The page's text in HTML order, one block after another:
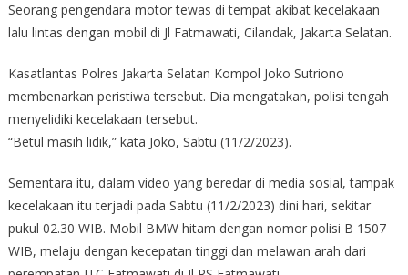
Seorang pengendara motor tewas di tempat akibat kecelakaan
lalu lintas dengan mobil di Jl Fatmawati, Cilandak, Jakarta Selatan.
Kasatlantas Polres Jakarta Selatan Kompol Joko Sutriono
membenarkan peristiwa tersebut. Dia mengatakan, polisi tengah
menyelidiki kecelakaan tersebut.
“Betul masih lidik,” kata Joko, Sabtu (11/2/2023).
Sementara itu, dalam video yang beredar di media sosial, tampak
kecelakaan itu terjadi pada Sabtu (11/2/2023) dini hari, sekitar
pukul 02.30 WIB. Mobil BMW hitam dengan nomor polisi B 1507
WIB, melaju dengan kecepatan tinggi dan melawan arah dari